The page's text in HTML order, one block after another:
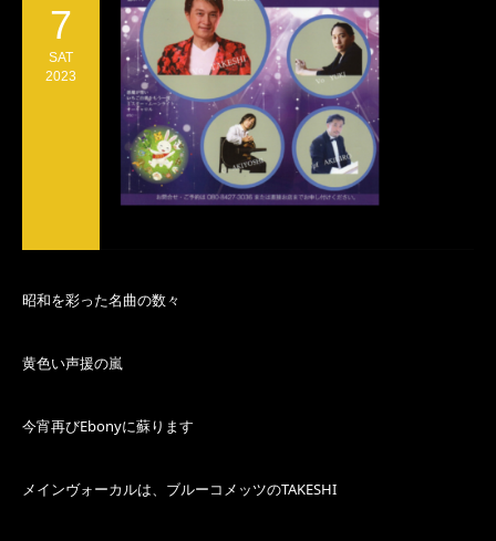
7
SAT
2023
昭和を彩った名曲の数々
黄色い声援の嵐
今宵再びEbonyに蘇ります
メインヴォーカルは、ブルーコメッツのTAKESHI